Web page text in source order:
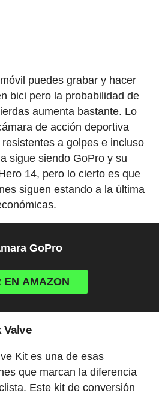
puedes grabar y hacer
bici pero la probabilidad de
aumenta bastante. Lo
de acción deportiva
a golpes e incluso
sigue siendo GoPro y su
14, pero lo cierto es que
siguen estando a la última
GoPro
EN AMAZON
Valve
Kit es una de esas
que marcan la diferencia
Este kit de conversión